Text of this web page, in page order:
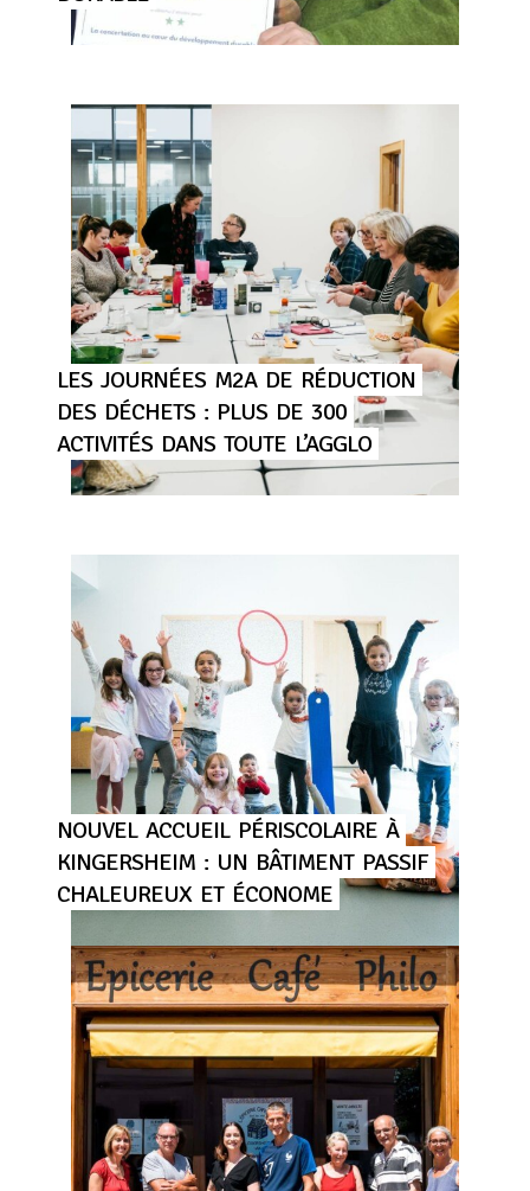
LES JOURNÉES M2A DE RÉDUCTION
DES DÉCHETS : PLUS DE 300
ACTIVITÉS DANS TOUTE L’AGGLO
NOUVEL ACCUEIL PÉRISCOLAIRE À
KINGERSHEIM : UN BÂTIMENT PASSIF
CHALEUREUX ET ÉCONOME